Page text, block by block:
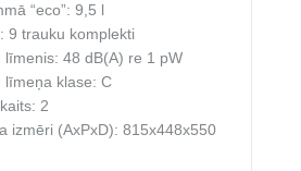
“eco”: 9,5 l
9 trauku komplekti
līmenis: 48 dB(A) re 1 pW
līmeņa klase: C
2
izmēri (AxPxD): 815x448x550